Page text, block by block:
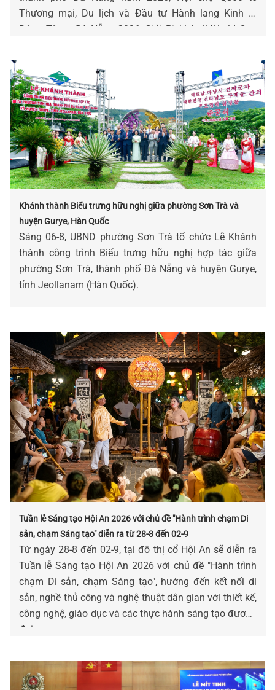
Thương mại, Du lịch và Đầu tư Hành lang Kinh tế
Đông Tây – Đà Nẵng 2026, Giải Pickleball World Cup
Khánh thành Biểu trưng hữu nghị giữa phường Sơn Trà và
huyện Gurye, Hàn Quốc
Sáng 06-8, UBND phường Sơn Trà tổ chức Lễ Khánh
thành công trình Biểu trưng hữu nghị hợp tác giữa
phường Sơn Trà, thành phố Đà Nẵng và huyện Gurye,
tỉnh Jeollanam (Hàn Quốc).
Tuần lễ Sáng tạo Hội An 2026 với chủ đề "Hành trình chạm Di
sản, chạm Sáng tạo" diễn ra từ 28-8 đến 02-9
Từ ngày 28-8 đến 02-9, tại đô thị cổ Hội An sẽ diễn ra
Tuần lễ Sáng tạo Hội An 2026 với chủ đề "Hành trình
chạm Di sản, chạm Sáng tạo", hướng đến kết nối di
sản, nghề thủ công và nghệ thuật dân gian với thiết kế,
công nghệ, giáo dục và các thực hành sáng tạo đương
đại.